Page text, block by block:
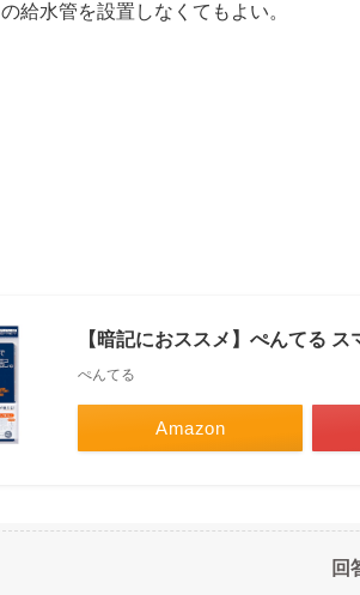
の給水管を設置しなくてもよい。
【暗記におススメ】ぺんてる
ぺんてる
Amazon
回